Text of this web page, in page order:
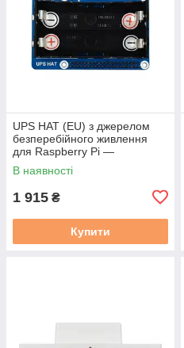
UPS HAT (EU) з джерелом
безперебійного живлення
для Raspberry Pi —
Waveshare 18306
В наявності
1 915 ₴
Купити